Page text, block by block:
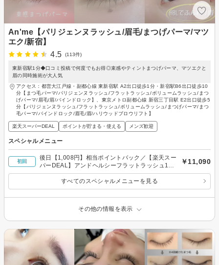
An'me【パリジェンヌラッシュ/眉毛/まつげパーマ/マツ
エク/新宿】
4.5
(113件)
東新宿駅1分◆口コミ投稿で何度でもお得◎束感やティントまつげパーマ、マツエクと
眉の同時施術が大人気
アクセス：都営大江戸線・副都心線 東新宿駅 A2出口徒歩1分・新宿駅B6出口徒歩10
分【まつ毛パーマ/パリジェンヌラッシュ/フラットラッシュ/ボリュームラッシュ/まつ
げパーマ/眉毛/眉/バインドロック】、東京メトロ副都心線 新宿三丁目駅 E2出口徒歩5
分【パリジェンヌラッシュ/フラットラッシュ/ボリュームラッシュ/まつげパーマ/まつ
毛パーマ/バインドロック/眉毛/眉/ハリウッドブロウリフト】
楽天スーパーDEAL ポイントが貯まる・使える メンズ歓迎
スペシャルメニュー
初回
後日【1,008円】相当ポイントバック／【楽天スー
パーDEAL】アンドヘルシーフラットラッシュ100
本￥11090
￥11,090
すべてのスペシャルメニューを見る
その他の情報を表示